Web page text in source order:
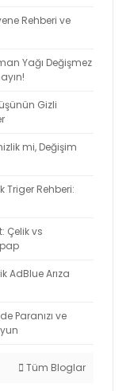
Rehberi ve
Yağı Değişmez
Gizli
mi, Değişim
Triger Rehberi:
Çelik vs
AdBlue Arıza
Paranızı ve
Tüm Bloglar